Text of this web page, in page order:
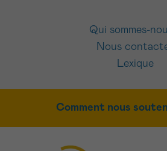
Qui sommes-
Nous
Lexique
Comment nous